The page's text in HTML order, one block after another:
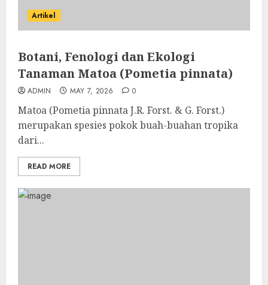
Artikel
Botani, Fenologi dan Ekologi
Tanaman Matoa (Pometia pinnata)
ADMIN MAY 7, 2026 0
Matoa (Pometia pinnata J.R. Forst. & G. Forst.)
merupakan spesies pokok buah-buahan tropika
dari...
READ MORE